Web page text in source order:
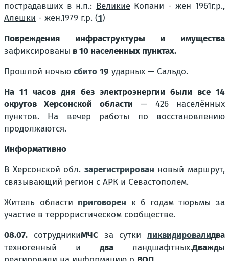
пострадавших в н.п.: ВеликиеКопани - жен 1961г.р.,
Алешки - жен.1979 г.р. (1)
Повреждения инфраструктуры и имущества
зафиксированы в 10 населенных пунктах.
Прошлой ночью сбито 19 ударных — Сальдо.
На 11 часов дня без электроэнергии были все 14
округов Херсонской области — 426 населённых
пунктов. На вечер работы по восстановлению
продолжаются.
Информативно
В Херсонской обл. зарегистрирован новый маршрут,
связывающий регион с АРК и Севастополем.
Житель области приговорен к 6 годам тюрьмы за
участие в террористическом сообществе.
08.07. сотрудникиМЧСза сутки ликвидировалидва
техногенный и два ландшафтных.Дважды